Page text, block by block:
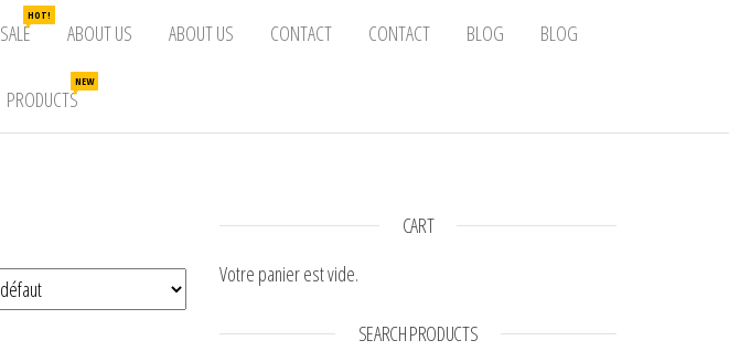
SALE
HOT!
ABOUT US ABOUT US CONTACT CONTACT BLOG BLOG
PRODUCTS
NEW
CART
Votre panier est vide.
SEARCH PRODUCTS